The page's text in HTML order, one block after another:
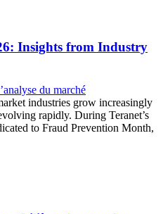
Insights from Industry
du marché
industries grow increasingly
rapidly. During Teranet’s
to Fraud Prevention Month,